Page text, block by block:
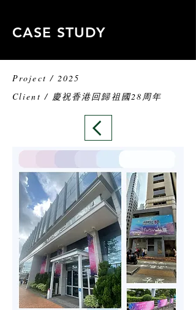
CASE STUDY
Project / 2025
Client / 慶祝香港回歸祖國28周年